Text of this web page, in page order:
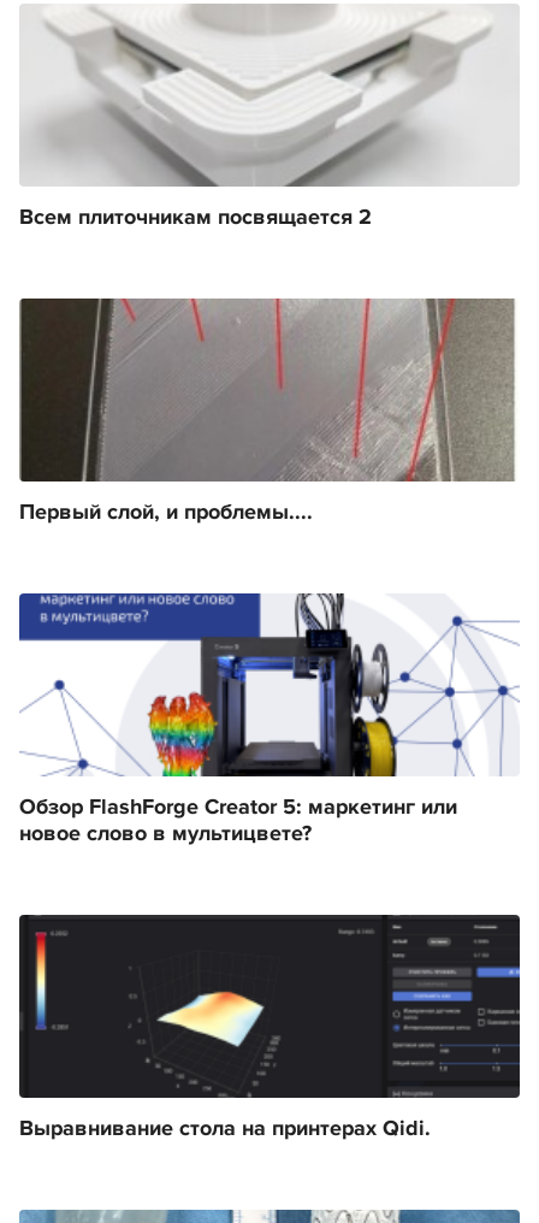
Всем плиточникам посвящается 2
Первый слой, и проблемы....
Обзор FlashForge Creator 5: маркетинг или
новое слово в мультицвете?
Выравнивание стола на принтерах Qidi.